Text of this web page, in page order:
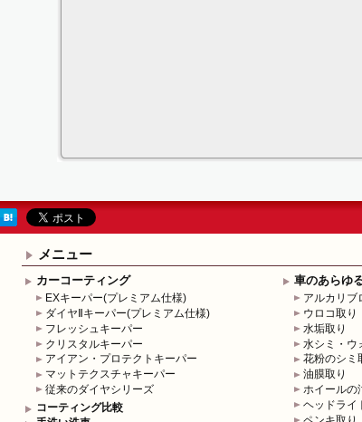
メニュー
カーコーティング
EXキーパー(プレミアム仕様)
ダイヤⅡキーパー(プレミアム仕様)
フレッシュキーパー
クリスタルキーパー
アイアン・プロテクトキーパー
マットテクスチャキーパー
従来のダイヤシリーズ
コーティング比較
車のあらゆ
アルカリブ
ウロコ取り
水垢取り
水シミ・ウ
花粉のシミ
油膜取り
ホイールの
ヘッドライ